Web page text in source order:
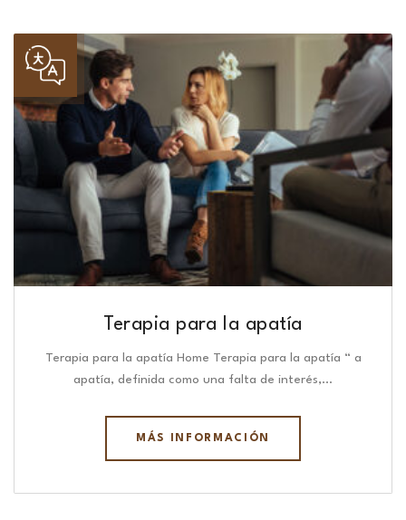
Terapia para la apatía
Terapia para la apatía Home Terapia para la apatía “ a
apatía, definida como una falta de interés,…
MÁS INFORMACIÓN